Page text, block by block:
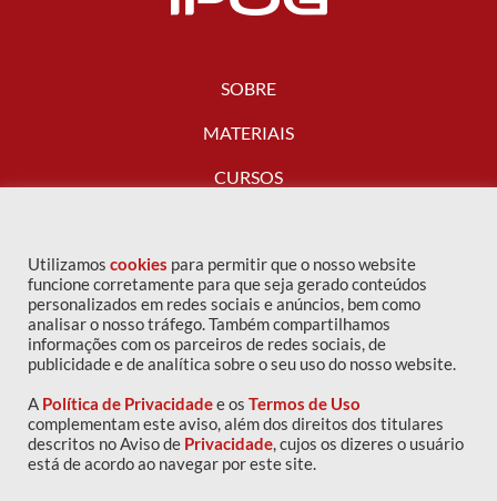
SOBRE
MATERIAIS
CURSOS
FALE CONOSCO
Copyright © 2016 IPOG - Todos os direitos reservados
Política de privacidade
Utilizamos cookies para permitir que o nosso website
funcione corretamente para que seja gerado conteúdos
personalizados em redes sociais e anúncios, bem como
analisar o nosso tráfego. Também compartilhamos
informações com os parceiros de redes sociais, de
publicidade e de analítica sobre o seu uso do nosso website.
A Política de Privacidadee os Termos de Uso
complementam este aviso, além dos direitos dos titulares
descritos no Aviso de Privacidade, cujos os dizeres o usuário
está de acordo ao navegar por este site.